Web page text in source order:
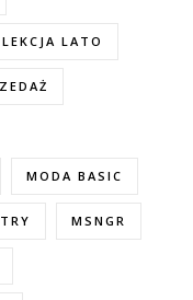
LATO
MODA BASIC
MSNGR